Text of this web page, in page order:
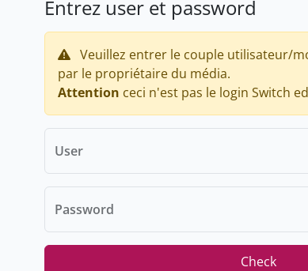
Entrez user et password
Veuillez entrer le couple utilisateur/
par le propriétaire du média.
Attention ceci n'est pas le login Switch
User
Password
Check